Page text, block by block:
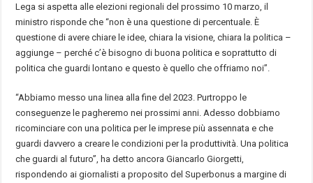
Lega si aspetta alle elezioni regionali del prossimo 10 marzo, il
ministro risponde che “non è una questione di percentuale. È
questione di avere chiare le idee, chiara la visione, chiara la politica –
aggiunge – perché c’è bisogno di buona politica e soprattutto di
politica che guardi lontano e questo è quello che offriamo noi”.
“Abbiamo messo una linea alla fine del 2023. Purtroppo le
conseguenze le pagheremo nei prossimi anni. Adesso dobbiamo
ricominciare con una politica per le imprese più assennata e che
guardi davvero a creare le condizioni per la produttività. Una politica
che guardi al futuro”, ha detto ancora Giancarlo Giorgetti,
rispondendo ai giornalisti a proposito del Superbonus a margine di